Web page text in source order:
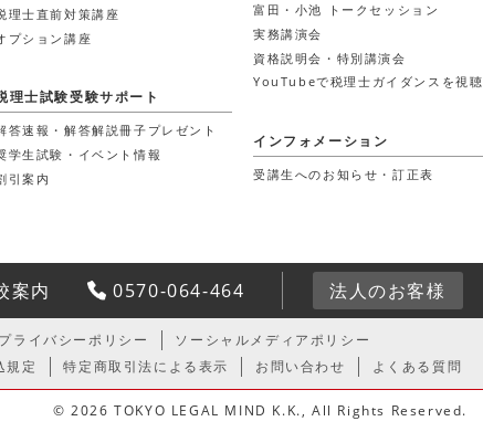
理士直前対策講座
プション講座
富田・小池 トークセッション
実務講演会
資格説明会・特別講演会
YouTubeで税理士ガイダンスを視聴
理士試験受験サポート
答速報・解答解説冊子プレゼント
学生試験・イベント情報
引案内
インフォメーション
受講生へのお知らせ・訂正表
案内 0570-064-464 法人のお客様
プライバシーポリシー
ソーシャルメディアポリシー
規定 特定商取引法による表示 お問い合わせ よくある質問
© 2026 TOKYO LEGAL MIND K.K., All Rights Reserved.